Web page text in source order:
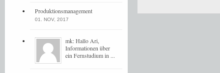
Produktionsmanagement
01. NOV, 2017
mk: Hallo Ari,
Informationen über
ein Fernstudium in ...